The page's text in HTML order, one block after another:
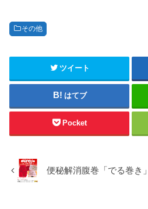
その他
ツイート
はてブ
Pocket
便秘解消腹巻「でる巻き」